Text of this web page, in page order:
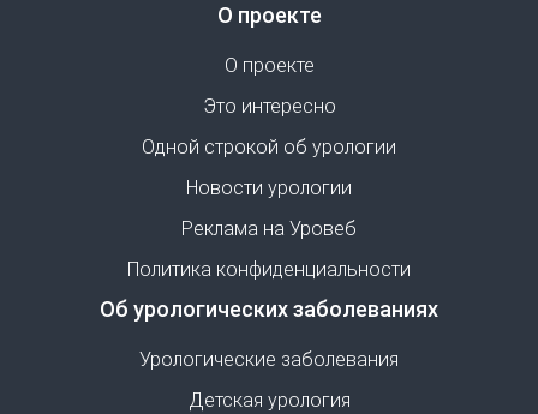
О проекте
О проекте
Это интересно
Одной строкой об урологии
Новости урологии
Реклама на Уровеб
Политика конфиденциальности
Об урологических заболеваниях
Урологические заболевания
Детская урология